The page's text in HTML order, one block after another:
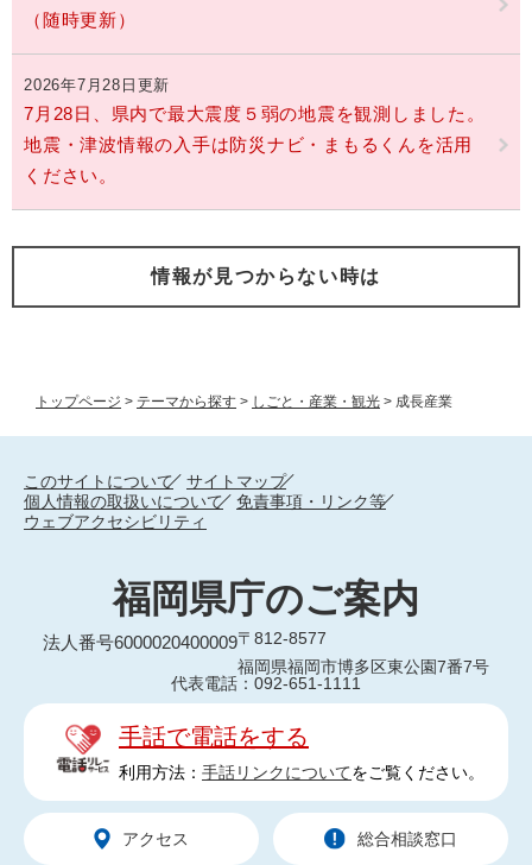
トップページ > テーマから探す > しごと・産業・観光 > 成長産業
（随時更新）
2026年7月28日更新
7月28日、県内で最大震度５弱の地震を観測しました。
地震・津波情報の入手は防災ナビ・まもるくんを活用
ください。
情報が見つからない時は
このサイトについて
サイトマップ
個人情報の取扱いについて
免責事項・リンク等
ウェブアクセシビリティ
福岡県庁のご案内
法人番号6000020400009〒812-8577
福岡県福岡市博多区東公園7番7号
代表電話：092-651-1111
手話で電話をする
利用方法： 手話リンクについてをご覧ください。
アクセス 総合相談窓口